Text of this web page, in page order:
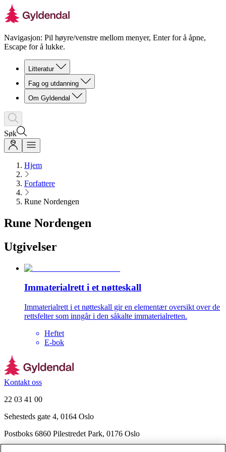
Navigasjon: Pil høyre/venstre mellom menyer, Enter for å åpne,
Escape for å lukke.
Litteratur
Fag og utdanning
Om Gyldendal
Søk
Hjem
Forfattere
Rune Nordengen
Rune Nordengen
Utgivelser
Immaterialrett i et nøtteskall
Immaterialrett i et nøtteskall gir en elementær oversikt over de
rettsfelter som inngår i den såkalte immaterialretten.
Heftet
E-bok
Kontakt oss
22 03 41 00
Sehesteds gate 4, 0164 Oslo
Postboks 6860 Pilestredet Park, 0176 Oslo